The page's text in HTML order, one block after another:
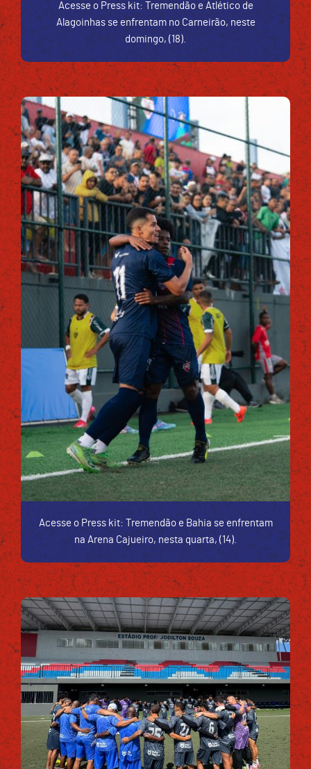
Acesse o Press kit: Tremendão e Atlético de
Alagoinhas se enfrentam no Carneirão, neste
domingo, (18).
Acesse o Press kit: Tremendão e Bahia se enfrentam
na Arena Cajueiro, nesta quarta, (14).